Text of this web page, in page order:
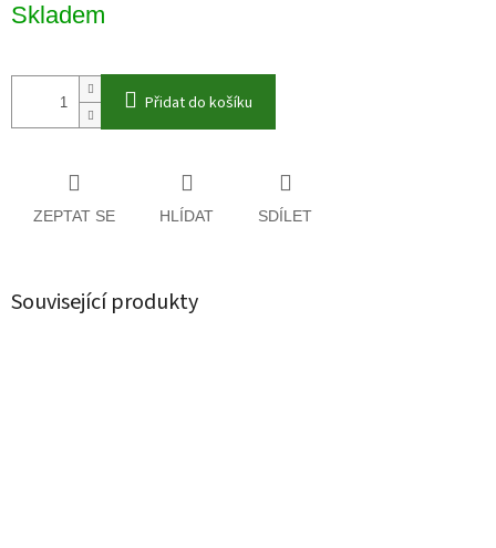
cena:
Skladem
Přidat do košíku
ZEPTAT SE HLÍDAT SDÍLET
Související produkty